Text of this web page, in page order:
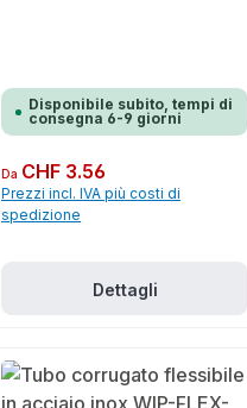
Disponibile subito, tempi di
consegna 6-9 giorni
Prezzo normale:
Da CHF 3.56
Prezzi incl. IVA più costi di
spedizione
Dettagli